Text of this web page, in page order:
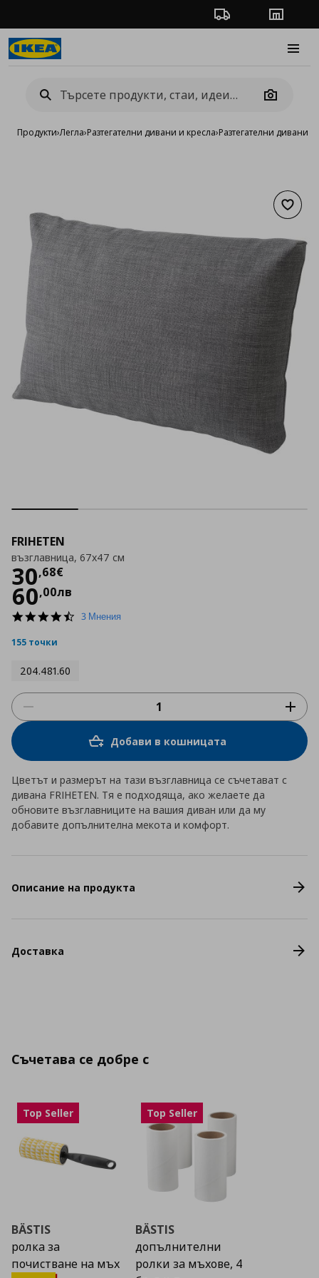
Проследяване на
Camera
Продукти›Легла›Разтегателни дивани и кресла›Разтегателни дивани
FRIHETEN
възглавница, 67x47 см
30,68€
Цена
60,00лв
4.7
3 Мнения
155 точки
204.481.60
Добави в кошницата
Цветът и размерът на тази възглавница се съчетават с
дивана FRIHETEN. Тя е подходяща, ако желаете да
обновите възглавниците на вашия диван или да му
добавите допълнителна мекота и комфорт.
Описание на продукта
Доставка
Съчетава се добре с
Top Seller
BÄSTIS
ролка за
почистване на мъх
Top Seller
BÄSTIS
допълнителни
ролки за мъхове, 4